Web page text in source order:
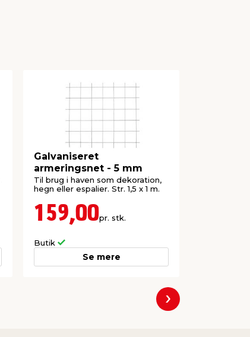
Galvaniseret
armeringsnet - 5 mm
Til brug i haven som dekoration,
hegn eller espalier. Str. 1,5 x 1 m.
159,00pr. stk.
Butik
Se mere
Næste